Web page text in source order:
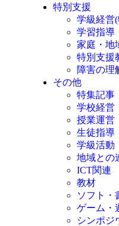
特別支援
学級経営
学習指導
家庭・地
特別支援
障害の理
その他
特集記事
学校経営
授業運営
生徒指導
学級活動
地域との
ICT関連
教材
ソフト・
ゲーム・
シンポジ